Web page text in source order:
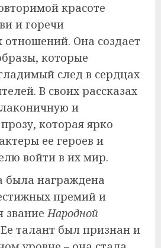
красоте
и горечи
Она создает
которые
след в сердцах
В своих рассказах
и
которая ярко
ее героев и
войти в их мир.
награждена
премий и
званиеНародной
Ее талант был признан и